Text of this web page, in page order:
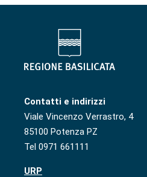
Contatti e indirizzi
Viale Vincenzo Verrastro, 4
85100 Potenza PZ
Tel 0971 661111
URP